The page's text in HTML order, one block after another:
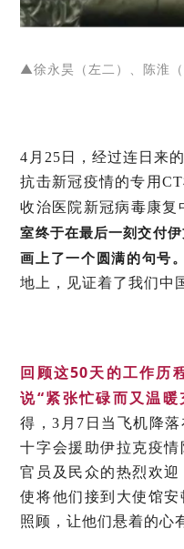
▲徐永昊（左二）、陈淮
4月25日，经过连日来
抗击新冠疫情的专用
收治医院新冠病毒康复
室终于在最后一刻交付
画上了一个圆满的句号
地上，见证着了我们中
回顾这50天的工作历
说“紧张忙碌而又温暖
得，3月7日当飞机降
十字会援助伊拉克疫
官员及民众的热烈欢
使将他们接到大使馆
照顾，让他们悬着的心